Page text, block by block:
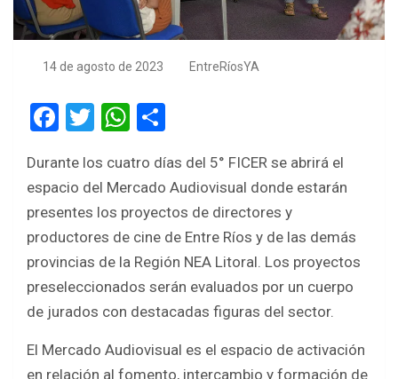
14 de agosto de 2023 EntreRíosYA
F
ce
b
o
o
k
T
tt
er
W
at
s
A
p
p
ar
e
Durante los cuatro días del 5° FICER se abrirá el
espacio del Mercado Audiovisual donde estarán
presentes los proyectos de directores y
productores de cine de Entre Ríos y de las demás
provincias de la Región NEA Litoral. Los proyectos
preseleccionados serán evaluados por un cuerpo
de jurados con destacadas figuras del sector.
El Mercado Audiovisual es el espacio de activación
en relación al fomento, intercambio y formación de